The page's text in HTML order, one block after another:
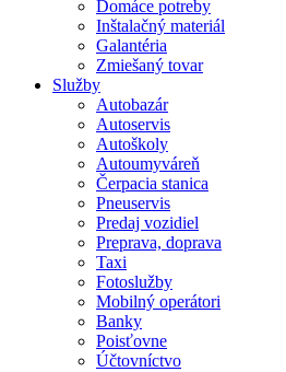
Domáce potreby
Inštalačný materiál
Galantéria
Zmiešaný tovar
Služby
Autobazár
Autoservis
Autoškoly
Autoumyváreň
Čerpacia stanica
Pneuservis
Predaj vozidiel
Preprava, doprava
Taxi
Fotoslužby
Mobilný operátori
Banky
Poisťovne
Účtovníctvo